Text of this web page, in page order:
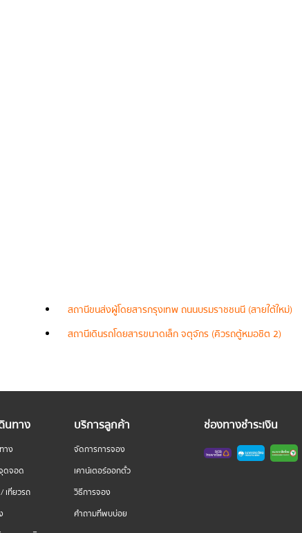
สถานีขนส่งผู้โดยสารกรุงเทพ ถนนบรมราชชนนี (สายใต้ใหม่)
สถานีเดินรถโดยสารขนาดเล็ก จตุจักร (คิวรถตู้หมอชิต 2)
นทาง
าง
ดจอด
เที่ยวรถ
บริการลูกค้า
จัดการการจอง
เคาน์เตอร์ออกตั๋ว
วิธีการจอง
คำถามที่พบบ่อย
ช่องทางชำระเงิน